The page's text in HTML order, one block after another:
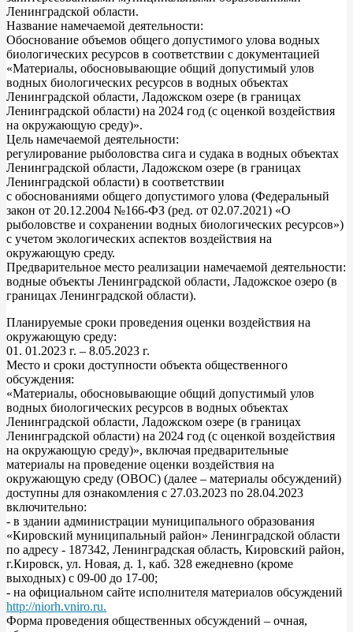
Ленинградской области.
Название намечаемой деятельности:
Обоснование объемов общего допустимого улова водных
биологических ресурсов в соответствии с документацией
«Материалы, обосновывающие общий допустимый улов
водных биологических ресурсов в водных объектах
Ленинградской области, Ладожском озере (в границах
Ленинградской области) на 2024 год (с оценкой воздействия
на окружающую среду)».
Цель намечаемой деятельности:
регулирование рыболовства сига и судака в водных объектах
Ленинградской области, Ладожском озере (в границах
Ленинградской области) в соответствии
с обоснованиями общего допустимого улова (Федеральный
закон от 20.12.2004 №166-ФЗ (ред. от 02.07.2021) «О
рыболовстве и сохранении водных биологических ресурсов»)
с учетом экологических аспектов воздействия на
окружающую среду.
Предварительное место реализации намечаемой деятельности:
водные объекты Ленинградской области, Ладожское озеро (в
границах Ленинградской области).
Планируемые сроки проведения оценки воздействия на
окружающую среду:
01. 01.2023 г. – 8.05.2023 г.
Место и сроки доступности объекта общественного
обсуждения:
«Материалы, обосновывающие общий допустимый улов
водных биологических ресурсов в водных объектах
Ленинградской области, Ладожском озере (в границах
Ленинградской области) на 2024 год (с оценкой воздействия
на окружающую среду)», включая предварительные
материалы на проведение оценки воздействия на
окружающую среду (ОВОС) (далее – материалы обсуждений)
доступны для ознакомления с 27.03.2023 по 28.04.2023
включительно:
- в здании администрации муниципального образования
«Кировский муниципальный район» Ленинградской области
по адресу - 187342, Ленинградская область, Кировский район,
г.Кировск, ул. Новая, д. 1, каб. 328 ежедневно (кроме
выходных) с 09-00 до 17-00;
- на официальном сайте исполнителя материалов обсуждений
http://niorh.vniro.ru.
Форма проведения общественных обсуждений – очная,